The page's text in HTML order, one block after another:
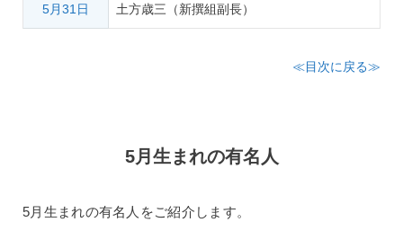
5月31日 土方歳三（新撰組副長）
≪目次に戻る≫
5月生まれの有名人
5月生まれの有名人をご紹介します。